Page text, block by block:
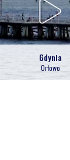
Gdynia
Orłowo